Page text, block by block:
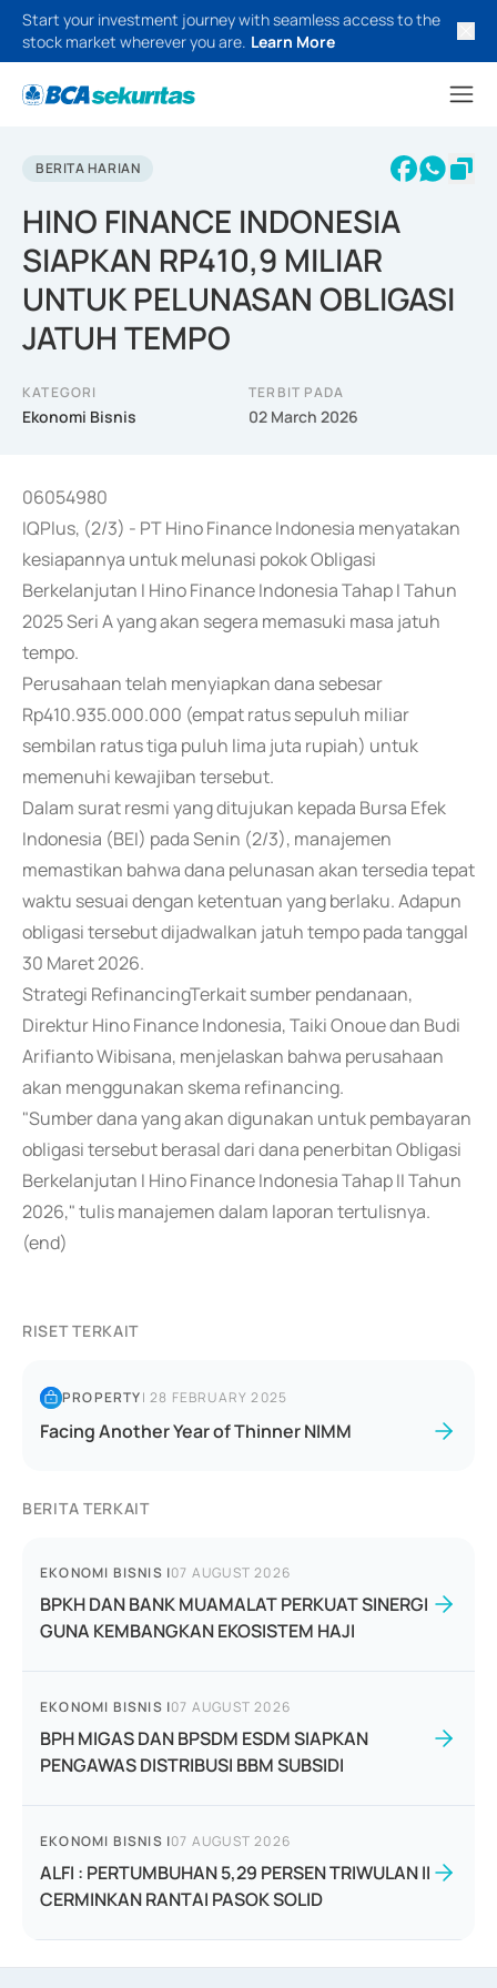
Start your investment journey with seamless access to the
stock market wherever you are. Learn More
BERITA HARIAN
HINO FINANCE INDONESIA
SIAPKAN RP410,9 MILIAR
UNTUK PELUNASAN OBLIGASI
JATUH TEMPO
KATEGORI
Ekonomi Bisnis
TERBIT PADA
02 March 2026
06054980
IQPlus, (2/3) - PT Hino Finance Indonesia menyatakan
kesiapannya untuk melunasi pokok Obligasi
Berkelanjutan I Hino Finance Indonesia Tahap I Tahun
2025 Seri A yang akan segera memasuki masa jatuh
tempo.
Perusahaan telah menyiapkan dana sebesar
Rp410.935.000.000 (empat ratus sepuluh miliar
sembilan ratus tiga puluh lima juta rupiah) untuk
memenuhi kewajiban tersebut.
Dalam surat resmi yang ditujukan kepada Bursa Efek
Indonesia (BEI) pada Senin (2/3), manajemen
memastikan bahwa dana pelunasan akan tersedia tepat
waktu sesuai dengan ketentuan yang berlaku. Adapun
obligasi tersebut dijadwalkan jatuh tempo pada tanggal
30 Maret 2026.
Strategi RefinancingTerkait sumber pendanaan,
Direktur Hino Finance Indonesia, Taiki Onoue dan Budi
Arifianto Wibisana, menjelaskan bahwa perusahaan
akan menggunakan skema refinancing.
"Sumber dana yang akan digunakan untuk pembayaran
obligasi tersebut berasal dari dana penerbitan Obligasi
Berkelanjutan I Hino Finance Indonesia Tahap II Tahun
2026," tulis manajemen dalam laporan tertulisnya.
(end)
RISET TERKAIT
PROPERTY|28 FEBRUARY 2025
Facing Another Year of Thinner NIMM
BERITA TERKAIT
EKONOMI BISNIS |07 AUGUST 2026
BPKH DAN BANK MUAMALAT PERKUAT SINERGI
GUNA KEMBANGKAN EKOSISTEM HAJI
EKONOMI BISNIS |07 AUGUST 2026
BPH MIGAS DAN BPSDM ESDM SIAPKAN
PENGAWAS DISTRIBUSI BBM SUBSIDI
EKONOMI BISNIS |07 AUGUST 2026
ALFI : PERTUMBUHAN 5,29 PERSEN TRIWULAN II
CERMINKAN RANTAI PASOK SOLID